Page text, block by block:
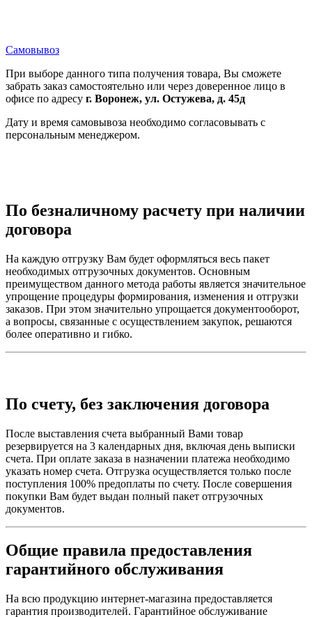
Самовывоз
При выборе данного типа получения товара, Вы сможете
забрать заказ самостоятельно или через доверенное лицо в
офисе по адресу г. Воронеж, ул. Остужева, д. 45д
Дату и время самовывоза необходимо согласовывать с
персональным менеджером.
По безналичному расчету при наличии
договора
На каждую отгрузку Вам будет оформляться весь пакет
необходимых отгрузочных документов. Основным
преимуществом данного метода работы является значительное
упрощение процедуры формирования, изменения и отгрузки
заказов. При этом значительно упрощается документооборот,
а вопросы, связанные с осуществлением закупок, решаются
более оперативно и гибко.
По счету, без заключения договора
После выставления счета выбранный Вами товар
резервируется на 3 календарных дня, включая день выписки
счета. При оплате заказа в назначении платежа необходимо
указать номер счета. Отгрузка осуществляется только после
поступления 100% предоплаты по счету. После совершения
покупки Вам будет выдан полный пакет отгрузочных
документов.
Общие правила предоставления
гарантийного обслуживания
На всю продукцию интернет-магазина предоставляется
гарантия производителей. Гарантийное обслуживание